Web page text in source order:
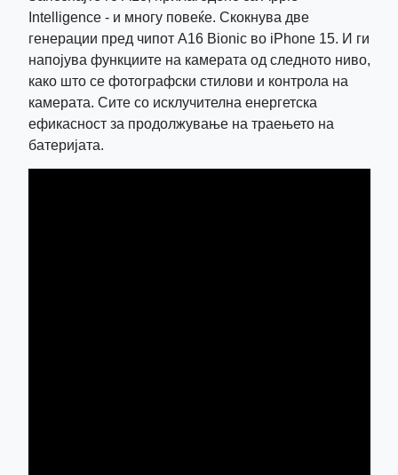
Intelligence - и многу повеќе. Скокнува две
генерации пред чипот A16 Bionic во iPhone 15. И ги
напојува функциите на камерата од следното ниво,
како што се фотографски стилови и контрола на
камерата. Сите со исклучителна енергетска
ефикасност за продолжување на траењето на
батеријата.